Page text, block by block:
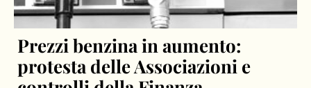
Prezzi benzina in aumento:
protesta delle Associazioni e
controlli della Finanza